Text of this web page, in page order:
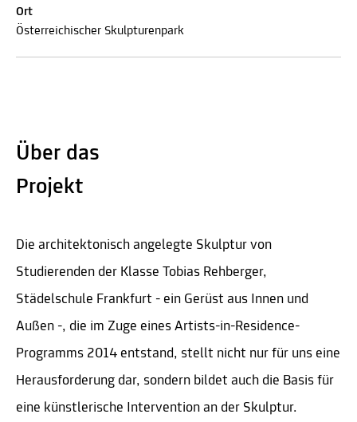
Ort
Österreichischer Skulpturenpark
Über das
Projekt
Die architektonisch angelegte Skulptur von
Studierenden der Klasse Tobias Rehberger,
Städelschule Frankfurt - ein Gerüst aus Innen und
Außen -, die im Zuge eines Artists-in-Residence-
Programms 2014 entstand, stellt nicht nur für uns eine
Herausforderung dar, sondern bildet auch die Basis für
eine künstlerische Intervention an der Skulptur.